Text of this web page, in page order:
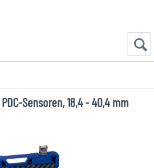
Sensoren, 18,4 - 40,4 mm